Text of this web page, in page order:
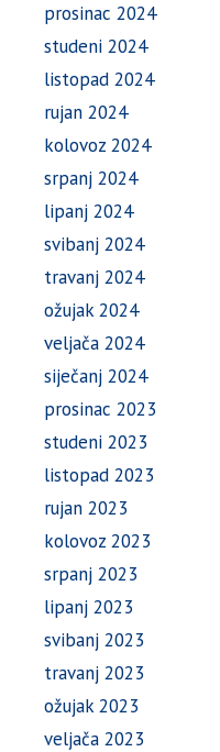
prosinac 2024
studeni 2024
listopad 2024
rujan 2024
kolovoz 2024
srpanj 2024
lipanj 2024
svibanj 2024
travanj 2024
ožujak 2024
veljača 2024
siječanj 2024
prosinac 2023
studeni 2023
listopad 2023
rujan 2023
kolovoz 2023
srpanj 2023
lipanj 2023
svibanj 2023
travanj 2023
ožujak 2023
veljača 2023